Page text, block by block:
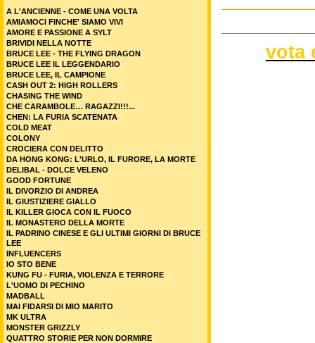
vota
A L'ANCIENNE - COME UNA VOLTA
AMIAMOCI FINCHE' SIAMO VIVI
AMORE E PASSIONE A SYLT
BRIVIDI NELLA NOTTE
BRUCE LEE - THE FLYING DRAGON
BRUCE LEE IL LEGGENDARIO
BRUCE LEE, IL CAMPIONE
CASH OUT 2: HIGH ROLLERS
CHASING THE WIND
CHE CARAMBOLE… RAGAZZI!!!...
CHEN: LA FURIA SCATENATA
COLD MEAT
COLONY
CROCIERA CON DELITTO
DA HONG KONG: L'URLO, IL FURORE, LA MORTE
DELIBAL - DOLCE VELENO
GOOD FORTUNE
IL DIVORZIO DI ANDREA
IL GIUSTIZIERE GIALLO
IL KILLER GIOCA CON IL FUOCO
IL MONASTERO DELLA MORTE
IL PADRINO CINESE E GLI ULTIMI GIORNI DI BRUCE
LEE
INFLUENCERS
IO STO BENE
KUNG FU - FURIA, VIOLENZA E TERRORE
L'UOMO DI PECHINO
MADBALL
MAI FIDARSI DI MIO MARITO
MK ULTRA
MONSTER GRIZZLY
QUATTRO STORIE PER NON DORMIRE